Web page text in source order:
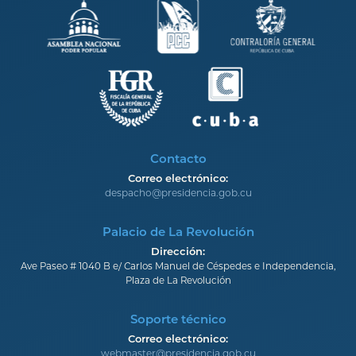
Contacto
Correo electrónico:
despacho@presidencia.gob.cu
Palacio de La Revolución
Dirección:
Ave Paseo # 1040 B e/ Carlos Manuel de Céspedes e Independencia,
Plaza de La Revolución
Soporte técnico
Correo electrónico:
webmaster@presidencia.gob.cu